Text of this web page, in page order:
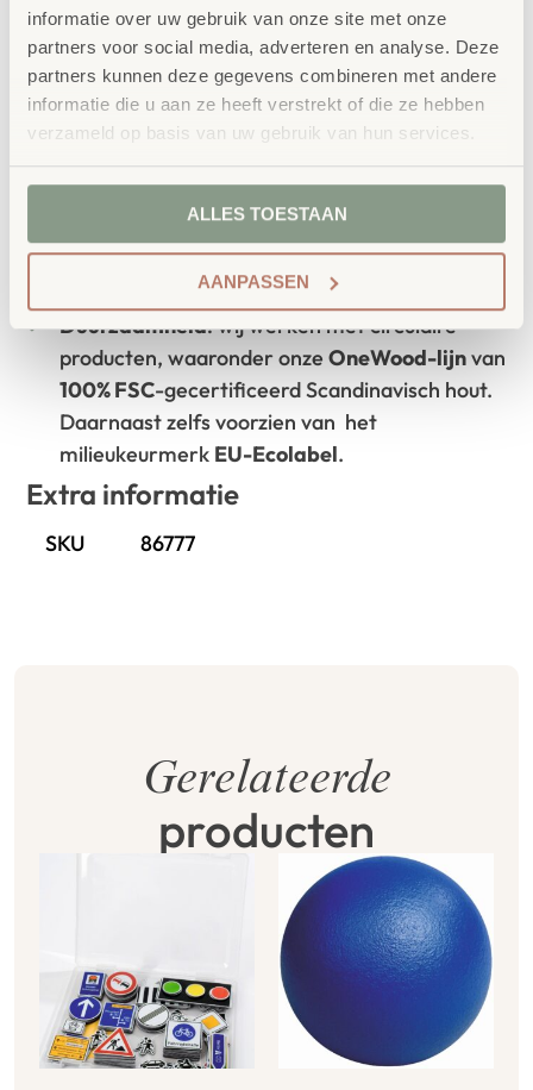
informatie over uw gebruik van onze site met onze
partners voor social media, adverteren en analyse. Deze
partners kunnen deze gegevens combineren met andere
informatie die u aan ze heeft verstrekt of die ze hebben
verzameld op basis van uw gebruik van hun services.
ALLES TOESTAAN
AANPASSEN
Waarom School Concept?
Maatwerk: ieder project start vanuit uw idee
en onze ervaring
: al ons school- en
kinderopvangmeubilair is uitvoerig getest en
voldoet aan GS- en TÜV-keuringen
Duurzaamheid: wij werken met circulaire
producten, waaronder onzeOneWood-lijnvan
100% FSC-gecertificeerd Scandinavisch hout.
Daarnaast zelfs voorzien van het
milieukeurmerk EU-Ecolabel.
Extra informatie
SKU 86777
Gerelateerde
producten